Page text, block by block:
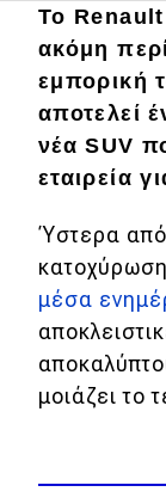
Main
Νέα
Πρωτότυπα
Κόσμος
Τεχνολογία
Ασφάλεια
Αγορά
Το
ακόμη
εμπορική
αποτελεί
νέα SUV
εταιρεία
Ύστερα από
μέσα
μοιάζει το